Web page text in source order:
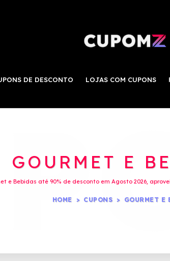
DE DESCONTO LOJAS COM CUPONS
GOURMET E
e Bebidas até 90% de desconto em Agosto 2026,
HOME CUPONS GOURMET E